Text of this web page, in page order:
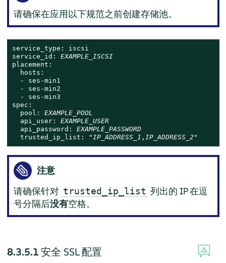
请确保在应用以下规范之前创建存储池。
service_type: iscsi
service_id: EXAMPLE_ISCSI
placement:
  hosts:
  - ses-min1
  - ses-min2
  - ses-min3
spec:
  pool:
EXAMPLE_POOL
  api_user:
EXAMPLE_USER
  api_password:
EXAMPLE_PASSWORD
  trusted_ip_list: "
IP_ADDRESS_1 , IP_ADDRESS_2 "
注意
请确保针对 trusted_ip_list 列出的 IP 在逗
号分隔后没有空格。
8.3.5.1安全 SSL 配置